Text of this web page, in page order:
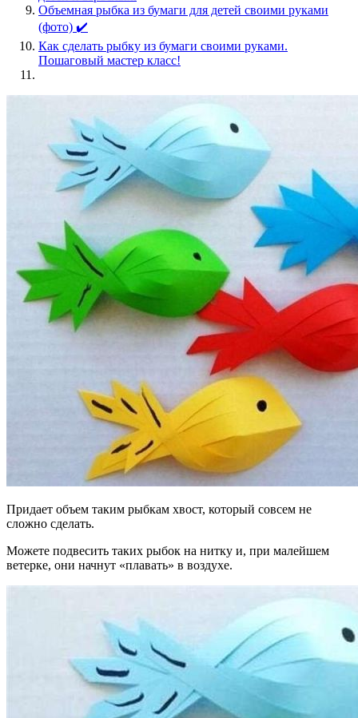
Объемная рыбка из бумаги для детей своими руками
(фото) ✔️
Как сделать рыбку из бумаги своими руками.
Пошаговый мастер класс!
Придает объем таким рыбкам хвост, который совсем не
сложно сделать.
Можете подвесить таких рыбок на нитку и, при малейшем
ветерке, они начнут «плавать» в воздухе.